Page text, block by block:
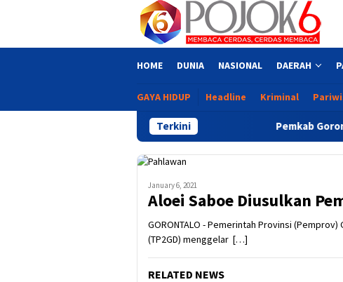
HOME DUNIA NASIONAL DAERAH
GAYA HIDUP Headline Kriminal
TerkiniPemkab Gorontalo Salurkan
January 6, 2021
Aloei Saboe Diusulkan
GORONTALO - Pemerintah Provinsi
(TP2GD) menggelar […]
RELATED NEWS